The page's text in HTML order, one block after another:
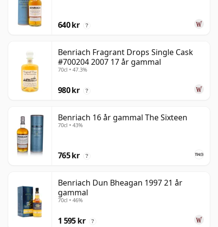
640 kr ?
Benriach Fragrant Drops Single Cask
#700204 2007 17 år gammal
70cl • 47.3%
980 kr ?
Benriach 16 år gammal The Sixteen
70cl • 43%
765 kr ?
Benriach Dun Bheagan 1997 21 år
gammal
70cl • 46%
1 595 kr ?